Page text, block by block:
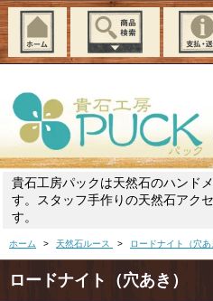
貴石工房パックは天然石のハンド
す。スタッフ手作りの天然石アク
す。
ホーム > 天然石ルース > ロードナイト（穴あ
ロードナイト（穴あき）